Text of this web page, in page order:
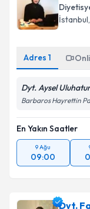
İstanbul
Adres 1
Dyt. Aysel
Barbaros Hayrettin
En Yakın Saatler
9 Ağu
09:00
Dyt.